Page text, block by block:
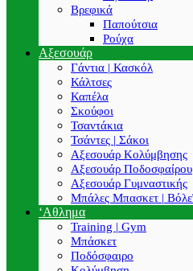
Βρεφικά
Παπούτσια
Ρούχα
Αξεσουάρ
Γάντια | Κασκόλ
Κάλτσες
Καπέλα
Σκούφοι
Τσαντάκια
Τσάντες | Σάκοι
Αξεσουάρ Κολύμβησης
Αξεσουάρ Ποδοσφαίρου
Αξεσουάρ Γυμναστικής
Μπάλες Μπασκετ |
‘Αθλημα
Training | Gym
Μπάσκετ
Ποδόσφαιρο